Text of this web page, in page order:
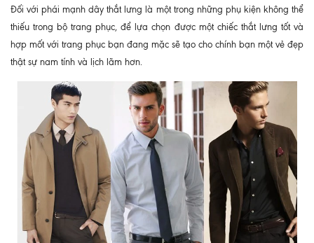
Đối với phái mạnh dây thắt lưng là một trong những phụ kiện không thể
thiếu trong bộ trang phục, để lựa chọn được một chiếc thắt lưng tốt và
hợp mốt với trang phục bạn đang mặc sẽ tạo cho chính bạn một vẻ đẹp
thật sự nam tính và lịch lãm hơn.